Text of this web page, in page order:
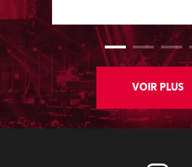
Centre, Italy.
VOIR PLUS